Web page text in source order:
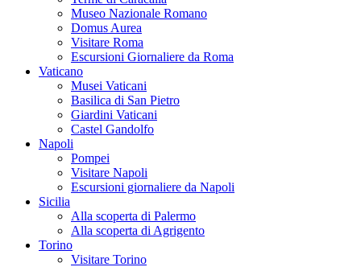
Museo Nazionale Romano
Domus Aurea
Visitare Roma
Escursioni Giornaliere da Roma
Vaticano
Musei Vaticani
Basilica di San Pietro
Giardini Vaticani
Castel Gandolfo
Napoli
Pompei
Visitare Napoli
Escursioni giornaliere da Napoli
Sicilia
Alla scoperta di Palermo
Alla scoperta di Agrigento
Torino
Visitare Torino